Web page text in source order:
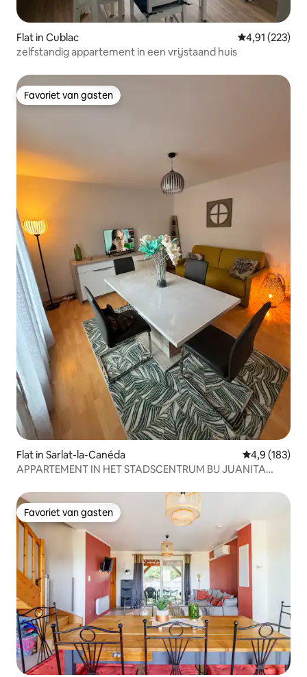
Flat in Cublac Gemiddelde
4,91 (223)
zelfstandig appartement in een vrijstaand huis
Favoriet van gasten
Favoriet van gasten
Flat in Sarlat-la-Canéda Gemiddelde
4,9 (183)
APPARTEMENT IN HET STADSCENTRUM BIJ JUANITA
Favoriet van gasten
Favoriet van gasten